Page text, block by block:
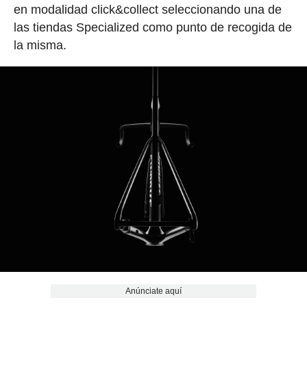
en modalidad click&collect seleccionando una de
las tiendas Specialized como punto de recogida de
la misma.
Anúnciate aquí